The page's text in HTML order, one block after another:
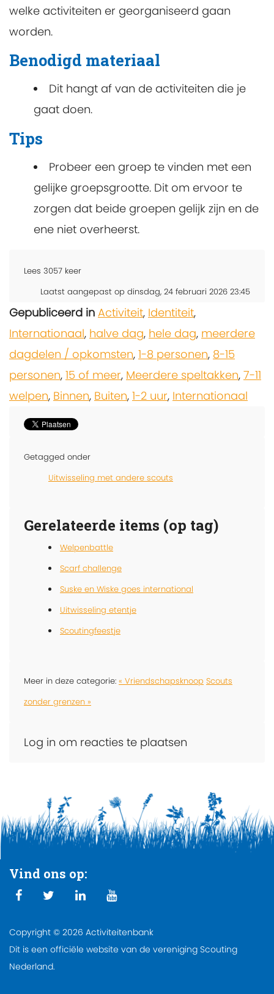
welke activiteiten er georganiseerd gaan
worden.
Benodigd materiaal
Dit hangt af van de activiteiten die je
gaat doen.
Tips
Probeer een groep te vinden met een
gelijke groepsgrootte. Dit om ervoor te
zorgen dat beide groepen gelijk zijn en de
ene niet overheerst.
Lees 3057 keer
Laatst aangepast op dinsdag, 24 februari 2026 23:45
Gepubliceerd in Activiteit, Identiteit,
Internationaal, halve dag, hele dag, meerdere
dagdelen / opkomsten, 1-8 personen, 8-15
personen, 15 of meer, Meerdere speltakken, 7-11
welpen, Binnen, Buiten, 1-2 uur, Internationaal
Getagged onder
Uitwisseling met andere scouts
Gerelateerde items (op tag)
Welpenbattle
Scarf challenge
Suske en Wiske goes international
Uitwisseling etentje
Scoutingfeestje
Meer in deze categorie: « Vriendschapsknoop Scouts
zonder grenzen »
Log in om reacties te plaatsen
Vind ons op:
Copyright © 2026 Activiteitenbank
Dit is een officiële website van de vereniging Scouting
Nederland.